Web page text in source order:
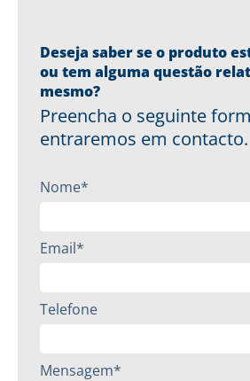
Deseja saber se o produto
ou tem alguma questão
mesmo?
Preencha o seguinte
entraremos em contacto.
Nome*
Email*
Telefone
Mensagem*